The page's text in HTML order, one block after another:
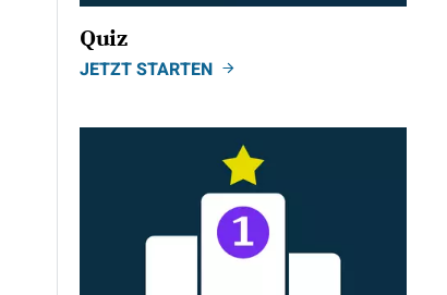
Quiz
JETZT STARTEN